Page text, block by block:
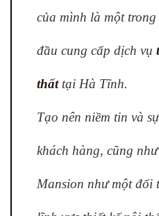
của mình là một
đầu cung cấp dịch vụ
thấttại Hà Tĩnh.
Tạo nên niềm tin và
khách hàng, cũng
Mansion như một đối